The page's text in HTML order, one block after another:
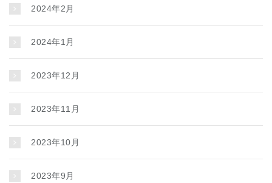
2024年2月
2024年1月
2023年12月
2023年11月
2023年10月
2023年9月